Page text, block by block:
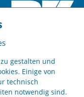
gestalten und
Einige von
technisch
notwendig sind.